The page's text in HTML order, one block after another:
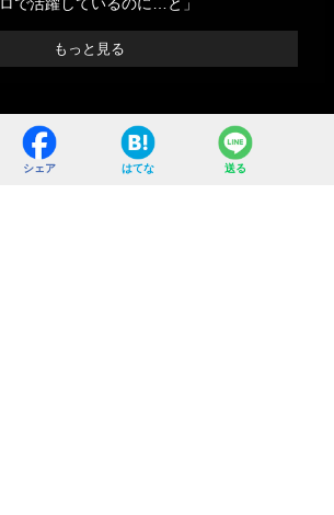
ロで活躍しているのに…と」
もっと見る
シェア はてな 送る